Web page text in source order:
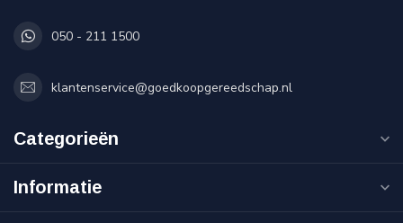
050 - 211 1500
klantenservice@goedkoopgereedschap.nl
Categorieën
Informatie